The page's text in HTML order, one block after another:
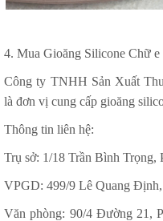
4. Mua Gioăng Silicone Chữ
Công ty TNHH Sản Xuất
là đơn vị cung cấp gioăng
Thông tin liên hệ:
Trụ sở: 1/18 Trần Bình
VPGD: 499/9 Lê Quang
Văn phòng: 90/4 Đường 21,